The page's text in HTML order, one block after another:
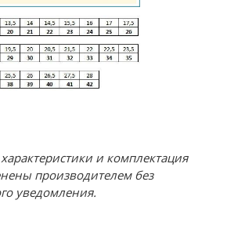
и комплектация
производителем без
уведомления.